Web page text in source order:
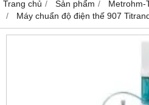
Trang chủ Sản phẩm
Metrohm-
Máy chuẩn độ điện thế 907